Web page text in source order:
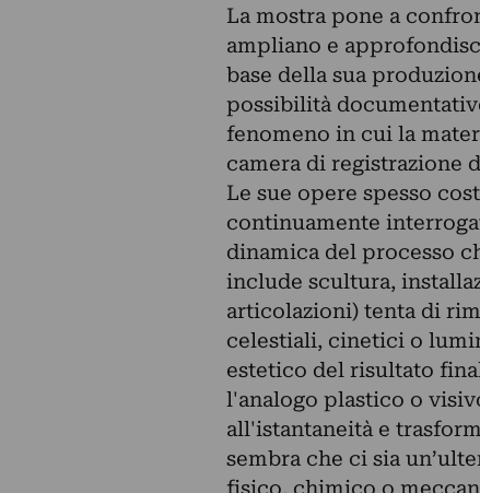
La mostra pone a
ampliano e
base della sua
possibilità
fenomeno in cui la
camera di registrazione
Le sue opere spesso
continuamente
dinamica del processo
include scultura,
articolazioni) tenta di
celestiali, cinetici o
estetico del risultato
l'analogo plastico o
all'istantaneità e
sembra che ci sia
fisico, chimico o